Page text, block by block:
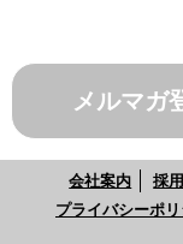
メルマガ
会社案内 採
プライバシーポ